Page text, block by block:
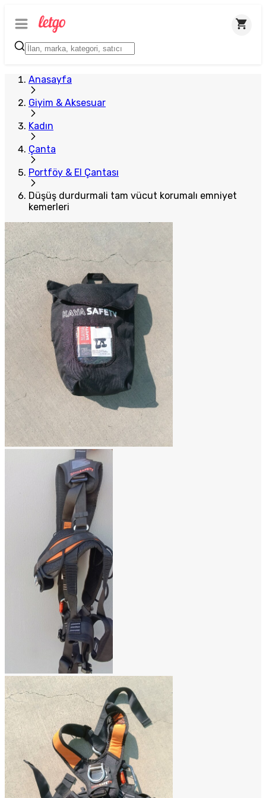
Anasayfa
Giyim & Aksesuar
Kadın
Çanta
Portföy & El Çantası
Düşüş durdurmali tam vücut korumalı emniyet
kemerleri